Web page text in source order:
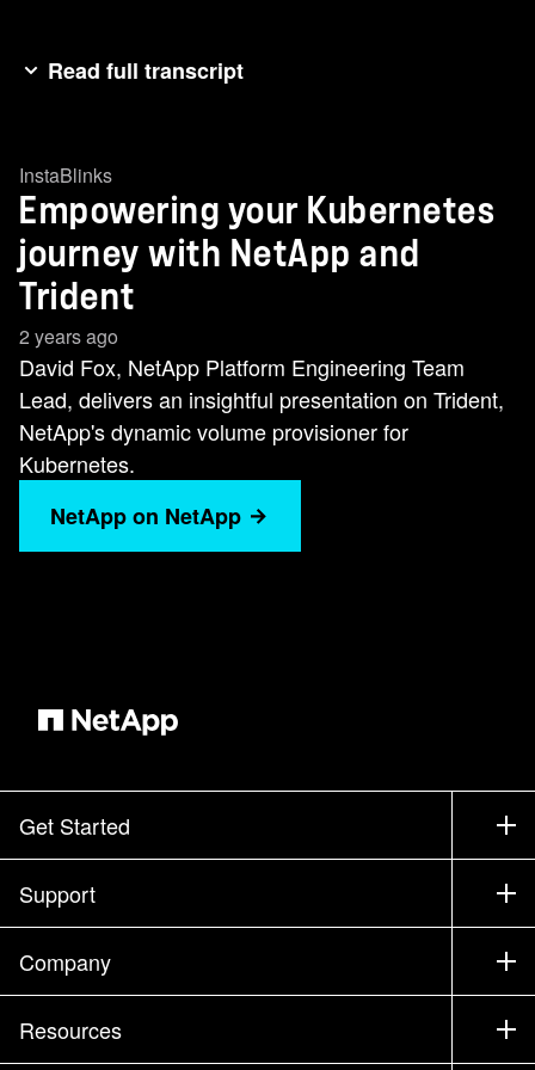
Read full transcript
我们有David Fox、他是NetApp 平台工程团队的
主管。 Dave是 NetApp的平台工程团队主管、 专
门负责 在KubeNet上设计和部署服务。 他的职责
包括领导一支充满活力的团队实施 创新解决方
案、以增强 公司内的容器化和自动化。 所以不用
再多说，大卫，把它带走。 Chris、您好、再次感
谢您的介绍。 我是 NetApp IP平台工程团队主管
David Fox。 今天、我们将讨论 Trident的开发运
营自动化。 因此、在议程上、我们首先要讨论 云
之旅的内容。 我们在这段旅程中已经走过了很长
一段时间。 嗯、我们将稍微谈谈 这段旅程的样
子。 其次、我们将讨论Kubbernetes、并 稍微谈
我是2014年开始在NetApp工作的。 当我开始工
在 这个行业工作了足够长的时间，您会记住这一
点，您知道， 有点像手动部署。 您像域架构师一
样与 存储工程人员一起聚集在一起。 计算机工
程。 网络工程。 你会有一个 会议或一组会议，
大家会写下他们的任务 ，然后用他们的方式去
做，对。 您知道、计算可能需要三 天时间才能恢
复计算。 网络耗时一周、存储 耗时一两天。
对。 然后，我们，你知道，回来，然后，你知
InstaBlinks
Empowering your Kubernetes
journey with NetApp and
Trident
2 years ago
David Fox, NetApp Platform Engineering Team
Lead, delivers an insightful presentation on Trident,
NetApp's dynamic volume provisioner for
Kubernetes.
NetApp on NetApp
Get Started
How to Buy
Contact Sales
Find a Partner
Executive Briefing
Support
Support
Training
Documentation
Company
Company
Partners
Resources